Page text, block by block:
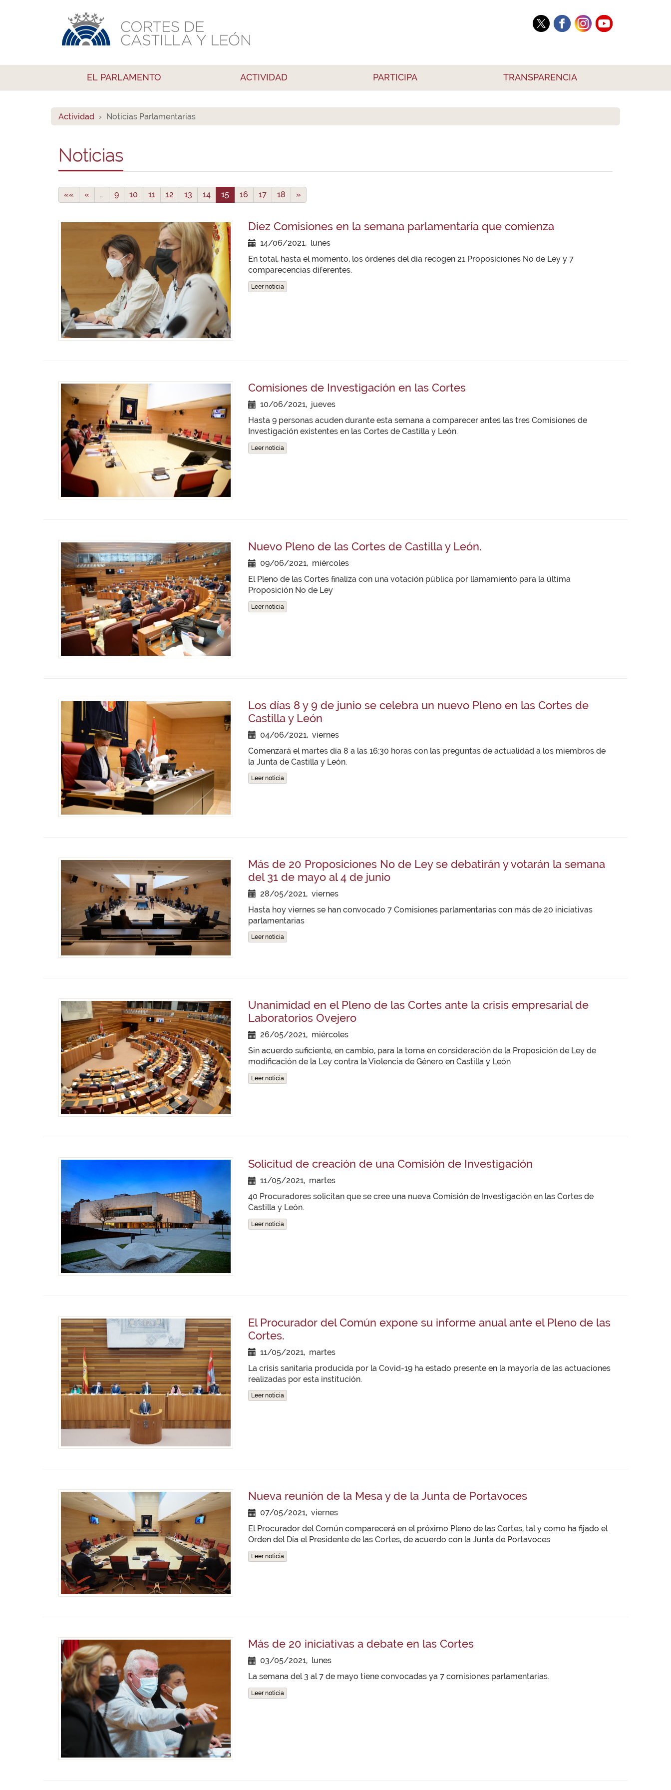
EL PARLAMENTO ACTIVIDAD PARTICIPA TRANSPARENCIA
Actividad Noticias Parlamentarias
Noticias
«« « … 9 10 11 12 13 14 15 16 17 18 »
Diez Comisiones en la semana parlamentaria que comienza
14/06/2021, lunes
En total, hasta el momento, los órdenes del día recogen 21 Proposiciones No de Ley y 7
comparecencias diferentes.
Leer noticia
Comisiones de Investigación en las Cortes
10/06/2021, jueves
Hasta 9 personas acuden durante esta semana a comparecer antes las tres Comisiones de
Investigación existentes en las Cortes de Castilla y León.
Leer noticia
Nuevo Pleno de las Cortes de Castilla y León.
09/06/2021, miércoles
El Pleno de las Cortes finaliza con una votación pública por llamamiento para la última
Proposición No de Ley
Leer noticia
Los días 8 y 9 de junio se celebra un nuevo Pleno en las Cortes de
Castilla y León
04/06/2021, viernes
Comenzará el martes día 8 a las 16:30 horas con las preguntas de actualidad a los miembros de
la Junta de Castilla y León.
Leer noticia
Más de 20 Proposiciones No de Ley se debatirán y votarán la semana
del 31 de mayo al 4 de junio
28/05/2021, viernes
Hasta hoy viernes se han convocado 7 Comisiones parlamentarias con más de 20 iniciativas
parlamentarias
Leer noticia
Unanimidad en el Pleno de las Cortes ante la crisis empresarial de
Laboratorios Ovejero
26/05/2021, miércoles
Sin acuerdo suficiente, en cambio, para la toma en consideración de la Proposición de Ley de
modificación de la Ley contra la Violencia de Género en Castilla y León
Leer noticia
Solicitud de creación de una Comisión de Investigación
11/05/2021, martes
40 Procuradores solicitan que se cree una nueva Comisión de Investigación en las Cortes de
Castilla y León.
Leer noticia
El Procurador del Común expone su informe anual ante el Pleno de las
Cortes.
11/05/2021, martes
La crisis sanitaria producida por la Covid-19 ha estado presente en la mayoría de las actuaciones
realizadas por esta institución.
Leer noticia
Nueva reunión de la Mesa y de la Junta de Portavoces
07/05/2021, viernes
El Procurador del Común comparecerá en el próximo Pleno de las Cortes, tal y como ha fijado el
Orden del Día el Presidente de las Cortes, de acuerdo con la Junta de Portavoces
Leer noticia
Más de 20 iniciativas a debate en las Cortes
03/05/2021, lunes
La semana del 3 al 7 de mayo tiene convocadas ya 7 comisiones parlamentarias.
Leer noticia